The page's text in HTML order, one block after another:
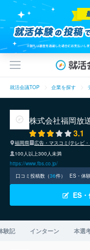
就活会議TOP 企業を探す
株式会社福岡放
3.1
福岡県
広告・マスコミ(テレビ
100人以上300人未満
https://www.fbs.co.jp/
口コミ投稿数（36件） ES・体
ES
験記 インターン 本選